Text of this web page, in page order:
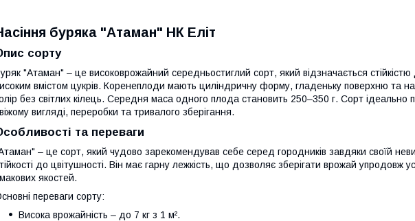
буряка "Атаман" НК Еліт
сорту
"Атаман" – це високоврожайний середньостиглий сорт, який відзначається
вмістом цукрів. Коренеплоди мають циліндричну форму, гладеньку поверхню та
без світлих кілець. Середня маса одного плода становить 250–350 г. Сорт ідеально
вигляді, переробки та тривалого зберігання.
та переваги
– це сорт, який чудово зарекомендував себе серед городників завдяки своїй
до цвітушності. Він має гарну лежкість, що дозволяє зберігати врожай упродовж
якостей.
переваги сорту:
Висока врожайність – до 7 кг з 1 м².